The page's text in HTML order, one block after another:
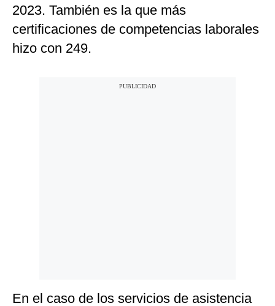
2023. También es la que más
certificaciones de competencias laborales
hizo con 249.
En el caso de los servicios de asistencia